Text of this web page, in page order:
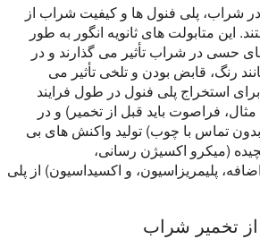
شراب، پلی فنول ها و کیفیت شراب از
این متابولت های ثانویه انگور به طور
حسی در شراب تأثیر می گذارند و در
رنگ، قابض بودن و تلخی تأثیر می
استخراج پلی فنول در طول فرایند
فراصوت باید قبل از تخمیر) و در
تماس با چوب) تولید واکنش های بی
(میکرو اکسیژن رسانی،
پلیمریزاسیون، و اکسیداسیون) از پلی
تخمیر شراب